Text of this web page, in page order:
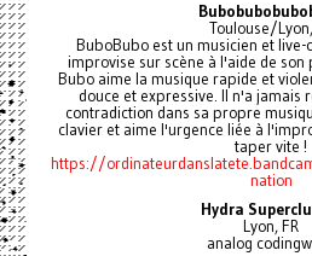
Toulouse/
BuboBubo est un musicien et live-
improvise sur scène à l'aide de
Bubo aime la musique rapide et
douce et expressive. Il n'a jamais
contradiction dans sa propre
clavier et aime l'urgence liée à
taper vite !
https://
nation
Hydra
Lyon, FR
analog